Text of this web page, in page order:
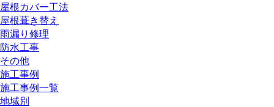
屋根カバー工法
屋根葺き替え
雨漏り修理
防水工事
その他
施工事例
施工事例一覧
地域別